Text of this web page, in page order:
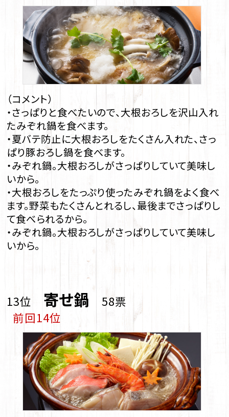
（コメント）
・さっぱりと食べたいので、大根おろしを沢山入れ
たみぞれ鍋を食べます。
・夏バテ防止に大根おろしをたくさん入れた、さっ
ぱり豚おろし鍋を食べます。
・みぞれ鍋。大根おろしがさっぱりしていて美味し
いから。
・大根おろしをたっぷり使ったみぞれ鍋をよく食べ
ます。野菜もたくさんとれるし、最後までさっぱりし
て食べられるから。
・みぞれ鍋。大根おろしがさっぱりしていて美味し
いから。
13位 寄せ鍋 58票
前回14位